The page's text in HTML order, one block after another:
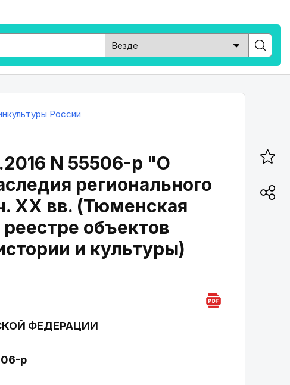
России
N 55506-р "О
регионального
XX вв. (Тюменская
объектов
и культуры)
ФЕДЕРАЦИИ
р